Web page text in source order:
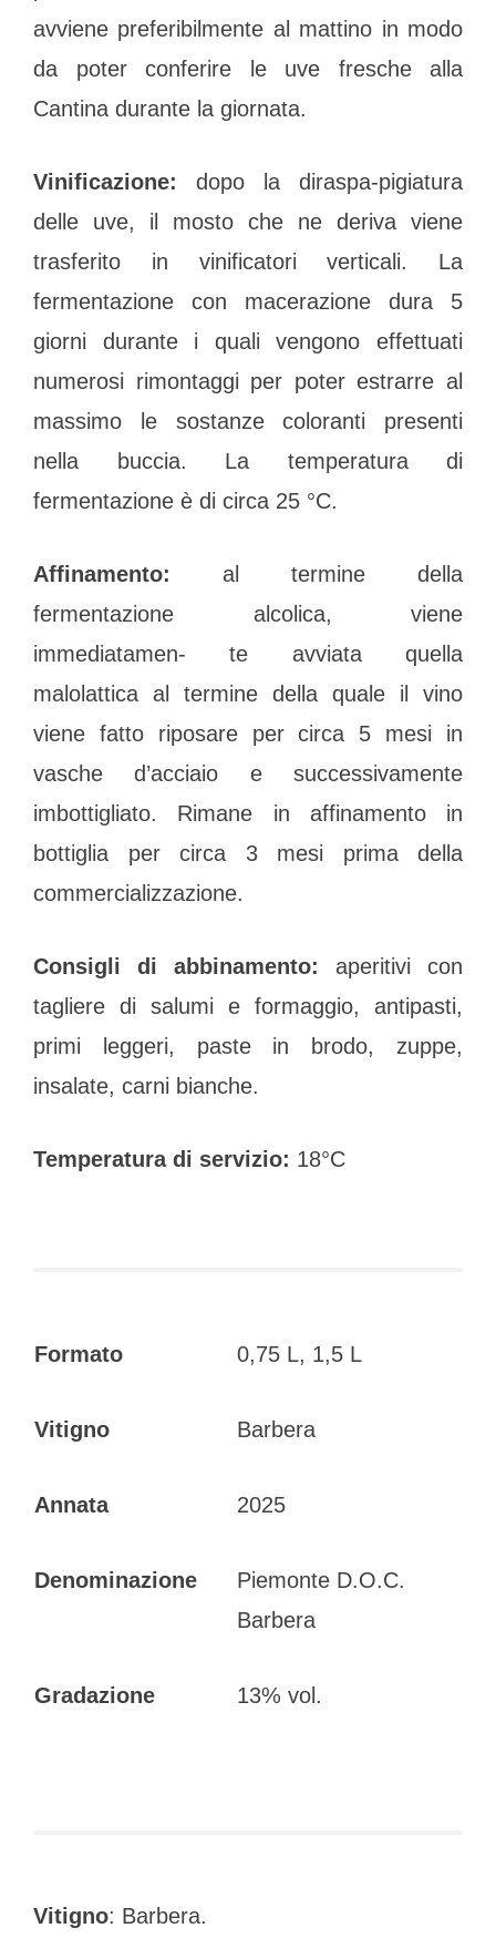
avviene preferibilmente al mattino in modo
da poter conferire le uve fresche alla
Cantina durante la giornata.
Vinificazione: dopo la diraspa-pigiatura
delle uve, il mosto che ne deriva viene
trasferito in vinificatori verticali. La
fermentazione con macerazione dura 5
giorni durante i quali vengono effettuati
numerosi rimontaggi per poter estrarre al
massimo le sostanze coloranti presenti
nella buccia. La temperatura di
fermentazione è di circa 25 °C.
Affinamento: al termine della
fermentazione alcolica, viene
immediatamen- te avviata quella
malolattica al termine della quale il vino
viene fatto riposare per circa 5 mesi in
vasche d’acciaio e successivamente
imbottigliato. Rimane in affinamento in
bottiglia per circa 3 mesi prima della
commercializzazione.
Consigli di abbinamento: aperitivi con
tagliere di salumi e formaggio, antipasti,
primi leggeri, paste in brodo, zuppe,
insalate, carni bianche.
Temperatura di servizio: 18°C
Formato 0,75 L, 1,5 L
Vitigno Barbera
Annata 2025
Denominazione
Piemonte D.O.C.
Barbera
Gradazione 13% vol.
Vitigno: Barbera.